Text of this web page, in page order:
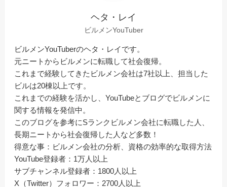
ヘタ・レイ
ビルメンYouTuber
ビルメンYouTuberのヘタ・レイです。
元ニートからビルメンに転職して社会復帰。
これまで経験してきたビルメン会社は7社以上、担当した
ビルは20棟以上です。
これまでの経験を活かし、YouTubeとブログでビルメンに
関する情報を発信中。
このブログを参考にSランクビルメン会社に転職した人、
長期ニートから社会復帰した人など多数！
得意な事：ビルメン会社の分析、資格の効率的な取得方法
YouTube登録者：1万人以上
サブチャンネル登録者：1800人以上
X（Twitter）フォロワー：2700人以上